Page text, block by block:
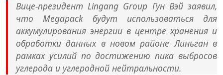
Вице-президент Lingang Group Гун Вэй заявил,
что Megapack будут использоваться для
аккумулирования энергии в центре хранения и
обработки данных в новом районе Линьган в
рамках усилий по достижению пика выбросов
углерода и углеродной нейтральности.